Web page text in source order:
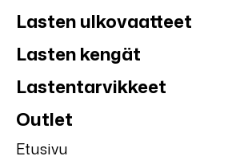
Lasten ulkovaatteet
Lasten kengät
Lastentarvikkeet
Outlet
Etusivu